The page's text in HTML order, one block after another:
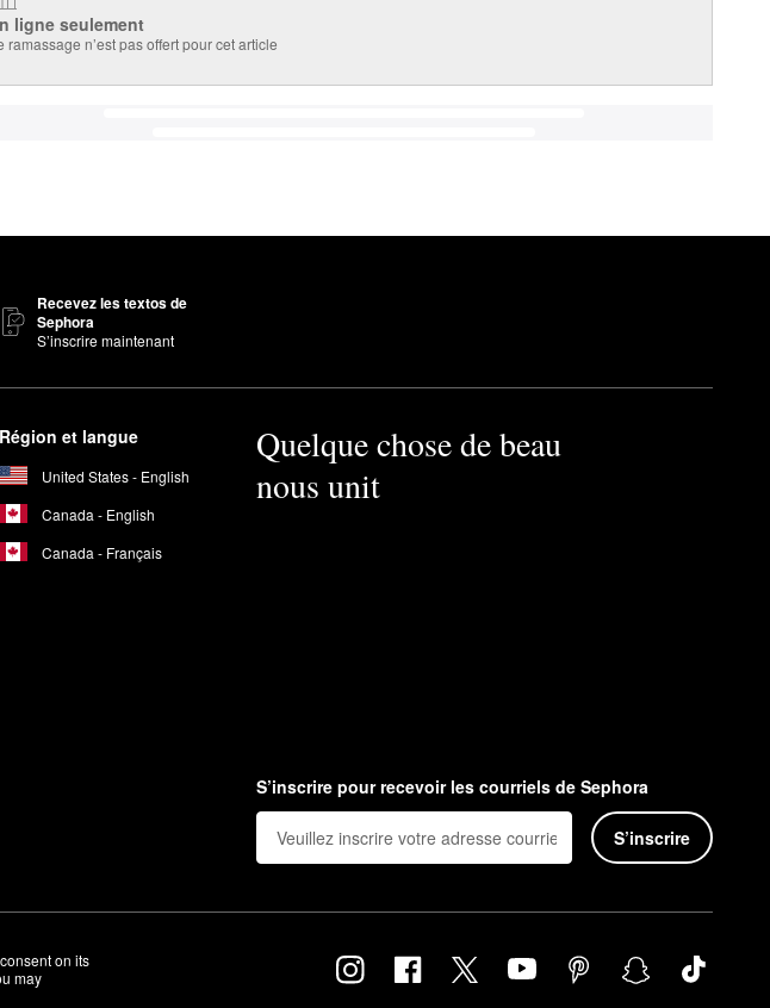
ligne seulement
ramassage n’est pas offert pour cet article
Recevez les textos de
Sephora
S’inscrire maintenant
Région et langue
United States - English
Canada - English
Canada - Français
Quelque chose de beau
nous unit
S’inscrire pour recevoir les courriels de Sephora
S’inscrire
on its
may